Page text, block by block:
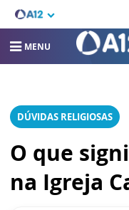
MENU
DÚVIDAS RELIGIOSAS
O que
na Igreja